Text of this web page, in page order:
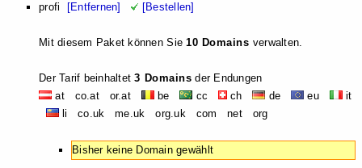
profi [Entfernen] [Bestellen]
Mit diesem Paket können Sie10 Domains verwalten.
Der Tarif beinhaltet3 Domains der Endungen
at co.at or.at
be cc ch de eu
it
li co.uk me.uk org.uk com net org
Bisher keine Domain gewählt